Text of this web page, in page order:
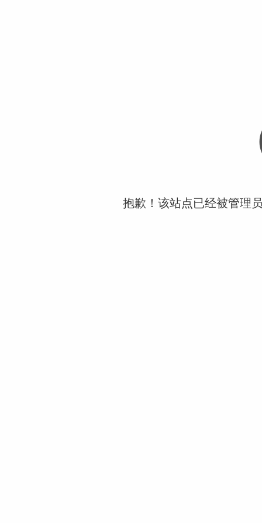
抱歉！该站点已经被管理